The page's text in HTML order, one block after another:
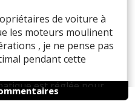
de voiture à
les moteurs moulinent
, je ne pense pas
pendant cette
est réglée pour
le moteur est à son